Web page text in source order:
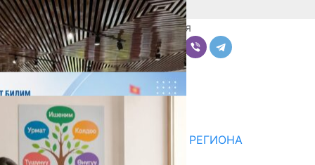
Поделиться
Комментарии
Последние новости
ДЛЯ МЕТОДИСТОВ ЮЖНОГО РЕГИОНА
НАЧАЛОСЬ ОБУЧЕНИЕ